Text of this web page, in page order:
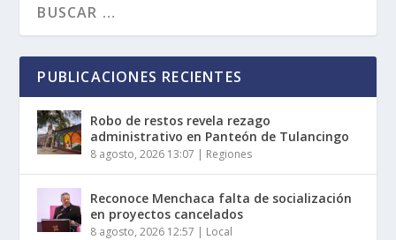
PUBLICACIONES RECIENTES
Robo de restos revela rezago
administrativo en Panteón de Tulancingo
8 agosto, 2026 13:07 | Regiones
Reconoce Menchaca falta de socialización
en proyectos cancelados
8 agosto, 2026 12:57 | Local